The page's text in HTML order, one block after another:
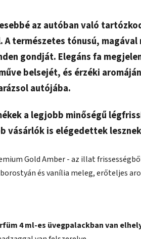
az autóban való
természetes tónusú,
gondját. Elegáns fa
belsejét, és érzéki
autójába.
a legjobb minőségű
vásárlók is elégedettek
Gold Amber - az illat
és vanília meleg, erőteljes
4 ml-es üvegpalackban van